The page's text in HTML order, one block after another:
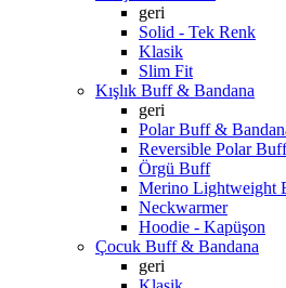
geri
Solid - Tek Renk
Klasik
Slim Fit
Kışlık Buff & Bandana
geri
Polar Buff &
Reversible Polar Buff
Örgü Buff
Merino Lightweight
Neckwarmer
Hoodie - Kapüşon
Çocuk Buff & Bandana
geri